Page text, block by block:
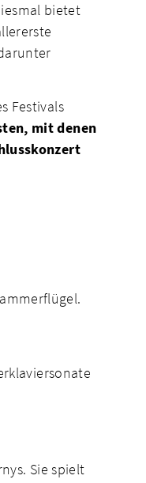
bietet
Festivals
mit denen
Sie spielt